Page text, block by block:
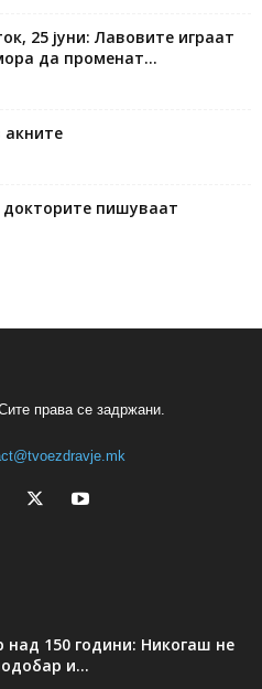
25 јуни: Лавовите играат
да променат...
пишуваат
права се задржани.
над 150 години: Никогаш не
и...